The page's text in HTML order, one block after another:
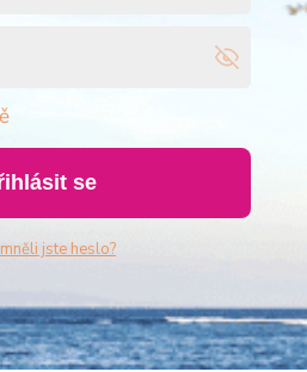
se
jste heslo?